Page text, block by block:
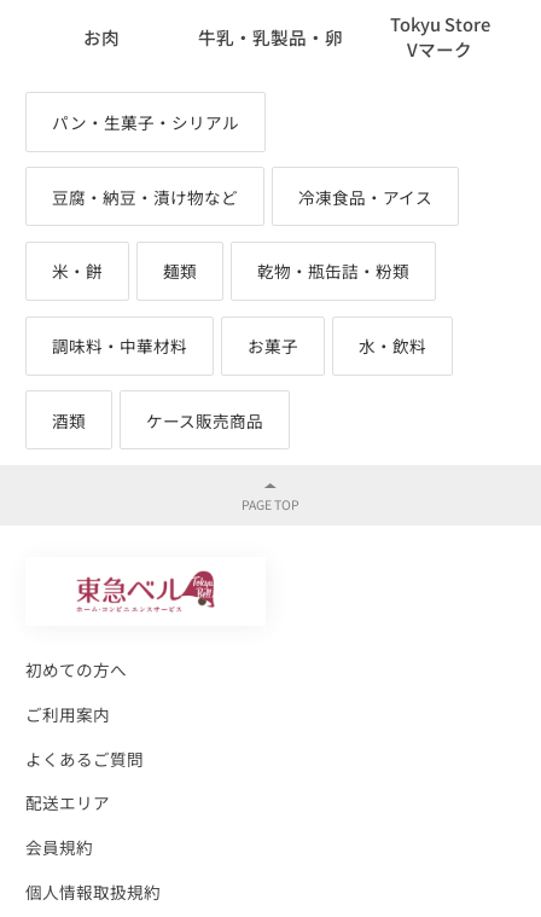
お肉 牛乳・乳製品・卵
Tokyu Store
Vマーク
パン・生菓子・シリアル
豆腐・納豆・漬け物など 冷凍食品・アイス
米・餅 麺類 乾物・瓶缶詰・粉類
調味料・中華材料 お菓子 水・飲料
酒類 ケース販売商品
初めての方へ
ご利用案内
よくあるご質問
配送エリア
会員規約
個人情報取扱規約